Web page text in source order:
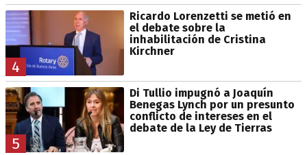
4
Ricardo Lorenzetti se metió en
el debate sobre la
inhabilitación de Cristina
Kirchner
5
Di Tullio impugnó a Joaquín
Benegas Lynch por un presunto
conflicto de intereses en el
debate de la Ley de Tierras